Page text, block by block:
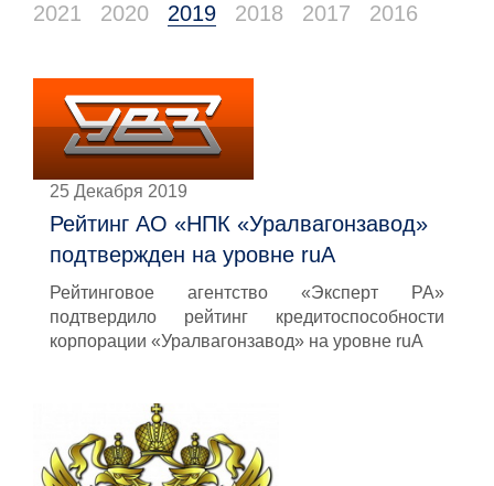
2021
2020 2019 2018 2017 2016
25 Декабря 2019
Рейтинг АО «НПК «Уралвагонзавод»
подтвержден на уровне ruА
Рейтинговое агентство «Эксперт РА»
подтвердило рейтинг кредитоспособности
корпорации «Уралвагонзавод» на уровне ruA